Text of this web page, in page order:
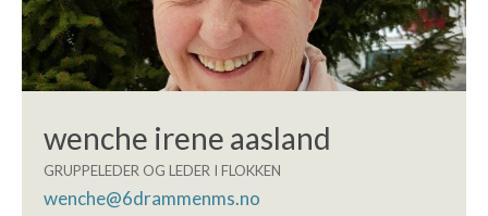
wenche irene aasland
GRUPPELEDER OG LEDER I FLOKKEN
wenche@6drammenms.no